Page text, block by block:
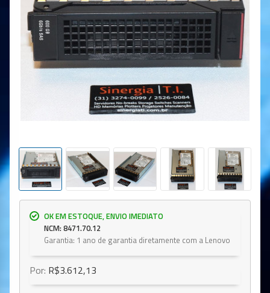
OK EM ESTOQUE, ENVIO IMEDIATO
NCM: 8471.70.12
Garantia: 1 ano de garantia diretamente com a Lenovo
Por: R$3.612,13